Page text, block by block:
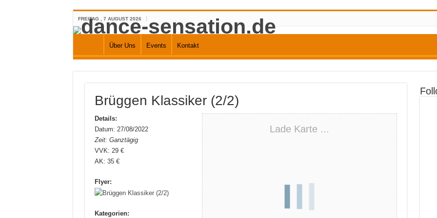
FREITAG , 7 AUGUST 2026
Über Uns Events Kontakt
Brüggen Klassiker (2/2)
Lade Karte ...
Details:
Datum: 27/08/2022
Zeit: Ganztägig
VVK: 29 €
AK: 35 €
Flyer:
Kategorien: